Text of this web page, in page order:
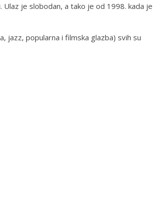
je slobodan, a tako je od 1998. kada je
jazz, popularna i filmska glazba) svih su